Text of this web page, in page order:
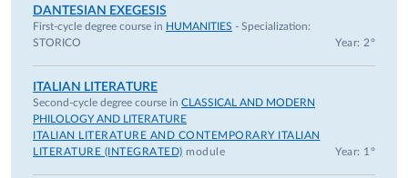
DANTESIAN EXEGESIS
First-cycle degree course in HUMANITIES - Specialization:
STORICO
Year: 2°
ITALIAN LITERATURE
Second-cycle degree course in CLASSICAL AND MODERN
PHILOLOGY AND LITERATURE
ITALIAN LITERATURE AND CONTEMPORARY ITALIAN
LITERATURE (INTEGRATED) module Year: 1°